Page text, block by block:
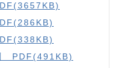
PDF(491KB)